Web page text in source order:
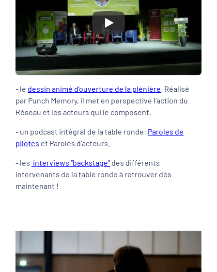
Play
- le dessin animé d’ouverture de la plénière . Réalisé
par Punch Memory, il met en perspective l’action du
Réseau et les acteurs qui le composent,
- un podcast intégral de la table ronde: Paroles de
pilotes et Paroles d’acteurs.
- les interviews “backstage” des différents
intervenants de la table ronde à retrouver dès
maintenant !